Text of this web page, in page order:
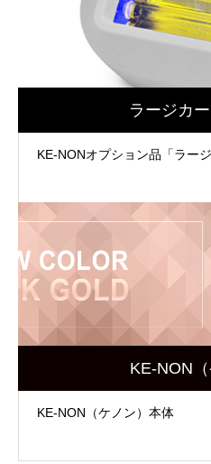
ラージカ
KE-NONオプション品「ラー
KE-NON（
KE-NON（ケノン）本体